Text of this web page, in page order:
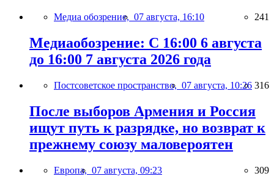
Медиа обозрение, 07 августа, 16:10 241
Медиаобозрение: С 16:00 6 августа
до 16:00 7 августа 2026 года
Постсоветское пространство, 07 августа, 10:26 316
После выборов Армения и Россия
ищут путь к разрядке, но возврат к
прежнему союзу маловероятен
Европа, 07 августа, 09:23 309